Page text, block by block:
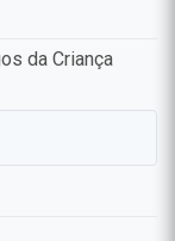
da Criança